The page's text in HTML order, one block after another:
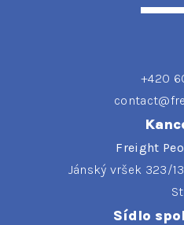
+420
Freight
Jánský vršek 323/
Sídlo